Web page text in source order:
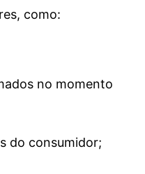
como:
no momento
do consumidor;